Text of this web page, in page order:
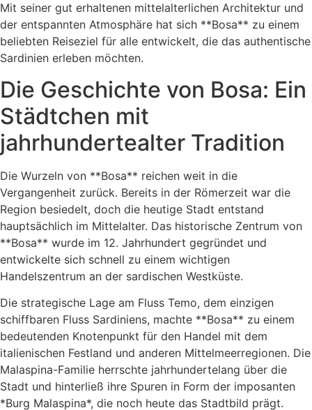
Mit seiner gut erhaltenen mittelalterlichen Architektur und
der entspannten Atmosphäre hat sich **Bosa** zu einem
beliebten Reiseziel für alle entwickelt, die das authentische
Sardinien erleben möchten.
Die Geschichte von Bosa: Ein
Städtchen mit
jahrhundertealter Tradition
Die Wurzeln von **Bosa** reichen weit in die
Vergangenheit zurück. Bereits in der Römerzeit war die
Region besiedelt, doch die heutige Stadt entstand
hauptsächlich im Mittelalter. Das historische Zentrum von
**Bosa** wurde im 12. Jahrhundert gegründet und
entwickelte sich schnell zu einem wichtigen
Handelszentrum an der sardischen Westküste.
Die strategische Lage am Fluss Temo, dem einzigen
schiffbaren Fluss Sardiniens, machte **Bosa** zu einem
bedeutenden Knotenpunkt für den Handel mit dem
italienischen Festland und anderen Mittelmeerregionen. Die
Malaspina-Familie herrschte jahrhundertelang über die
Stadt und hinterließ ihre Spuren in Form der imposanten
*Burg Malaspina*, die noch heute das Stadtbild prägt.